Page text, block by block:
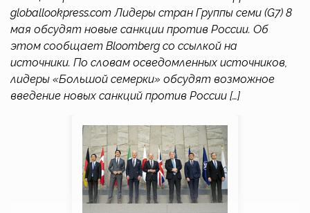
globallookpress.com Лидеры стран Группы семи (G7) 8
мая обсудят новые санкции против России. Об
этом сообщает Bloomberg со ссылкой на
источники. По словам осведомленных источников,
лидеры «Большой семерки» обсудят возможное
введение новых санкций против России […]